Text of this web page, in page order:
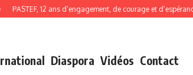
PASTEF, 12 ans d’engagement, de courage et d’espérance
Diaspora Vidéos Contact